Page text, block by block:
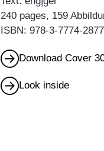
240 pages, 159
ISBN: 978-3-7774-
Download Cover
Look inside